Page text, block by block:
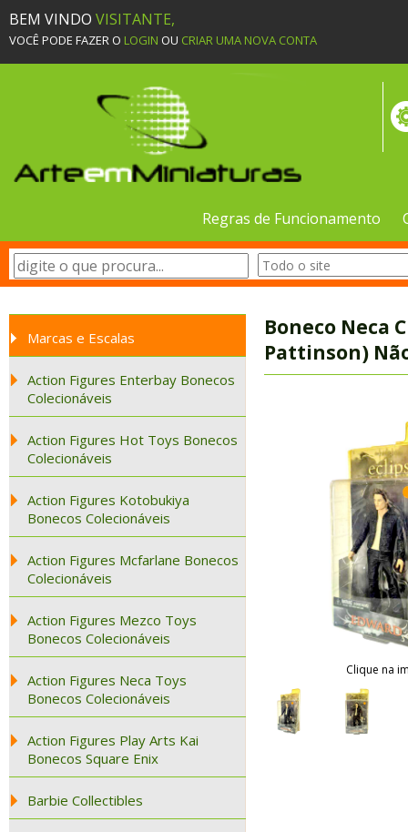
BEM VINDO VISITANTE,
VOCÊ PODE FAZER O LOGIN OU CRIAR UMA NOVA CONTA
Regras de Funcionamento
Marcas e Escalas
Action Figures Enterbay Bonecos
Colecionáveis
Action Figures Hot Toys Bonecos
Colecionáveis
Action Figures Kotobukiya
Bonecos Colecionáveis
Action Figures Mcfarlane Bonecos
Colecionáveis
Action Figures Mezco Toys
Bonecos Colecionáveis
Action Figures Neca Toys
Bonecos Colecionáveis
Action Figures Play Arts Kai
Bonecos Square Enix
Barbie Collectibles
Boneco Neca
Pattinson)
Clique na